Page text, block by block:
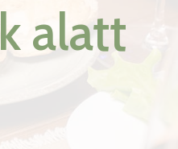
alatt